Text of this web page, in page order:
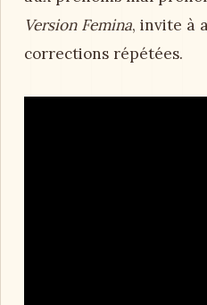
Version Femina, invite à
corrections répétées.